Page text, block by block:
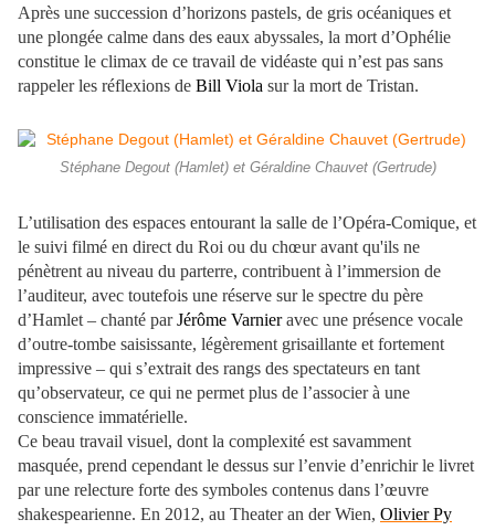
Après une succession d’horizons pastels, de gris océaniques et
une plongée calme dans des eaux abyssales, la mort d’Ophélie
constitue le climax de ce travail de vidéaste qui n’est pas sans
rappeler les réflexions de Bill Viola sur la mort de Tristan.
Stéphane Degout (Hamlet) et Géraldine Chauvet (Gertrude)
L’utilisation des espaces entourant la salle de l’Opéra-Comique, et
le suivi filmé en direct du Roi ou du chœur avant qu'ils ne
pénètrent au niveau du parterre, contribuent à l’immersion de
l’auditeur, avec toutefois une réserve sur le spectre du père
d’Hamlet – chanté parJérôme Varnieravec une présence vocale
d’outre-tombe saisissante, légèrement grisaillante et fortement
impressive – qui s’extrait des rangs des spectateurs en tant
qu’observateur, ce qui ne permet plus de l’associer à une
conscience immatérielle.
Ce beau travail visuel, dont la complexité est savamment
masquée, prend cependant le dessus sur l’envie d’enrichir le livret
par une relecture forte des symboles contenus dans l’œuvre
shakespearienne. En 2012, au Theater an der Wien, Olivier Py